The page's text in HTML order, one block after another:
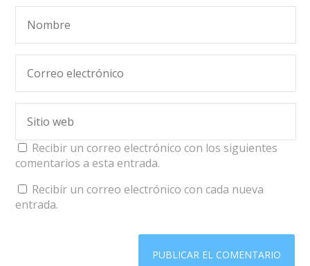
Recibir un correo electrónico con los siguientes
comentarios a esta entrada.
Recibir un correo electrónico con cada nueva
entrada.